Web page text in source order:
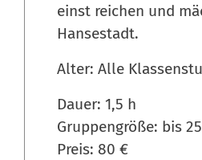
einst reichen und
Hansestadt.
Alter: Alle
Dauer: 1,5 h
Gruppengröße: bis
Preis: 80 €